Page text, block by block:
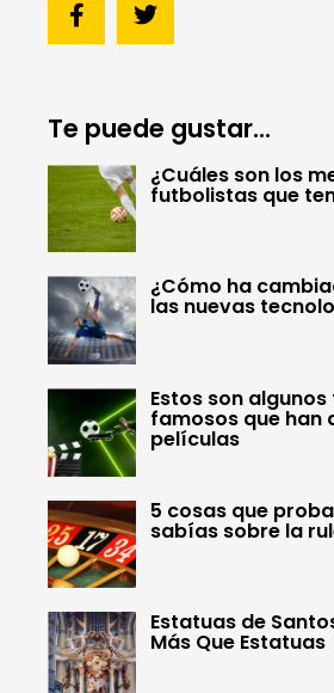
Te puede gustar...
¿Cuáles son los
futbolistas que
¿Cómo ha
las nuevas
Estos son
famosos que han
películas
5 cosas que
sabías sobre la
Estatuas de
Más Que Estatuas